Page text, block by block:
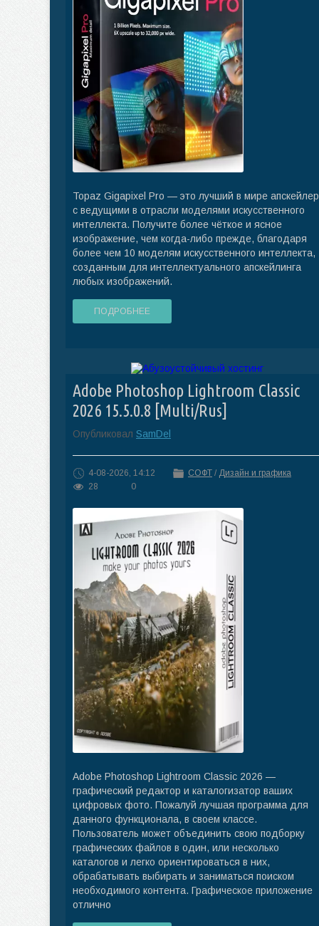
Topaz Gigapixel Pro — это лучший в мире апскейлер
с ведущими в отрасли моделями искусственного
интеллекта. Получите более чёткое и ясное
изображение, чем когда-либо прежде, благодаря
более чем 10 моделям искусственного интеллекта,
созданным для интеллектуального апскейлинга
любых изображений.
ПОДРОБНЕЕ
Adobe Photoshop Lightroom Classic
2026 15.5.0.8 [Multi/Rus]
Опубликовал SamDel
4-08-2026, 14:12 СОФТ / Дизайн и графика
28
0
Adobe Photoshop Lightroom Classic 2026 —
графический редактор и каталогизатор ваших
цифровых фото. Пожалуй лучшая программа для
данного функционала, в своем классе.
Пользователь может объединить свою подборку
графических файлов в один, или несколько
каталогов и легко ориентироваться в них,
обрабатывать выбирать и заниматься поиском
необходимого контента. Графическое приложение
отлично